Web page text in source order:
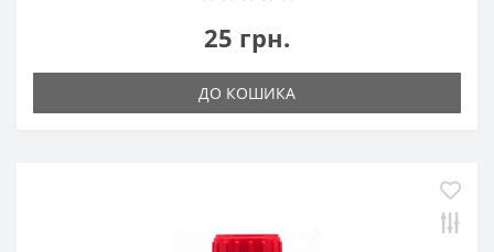
25 грн.
ДО КОШИКА